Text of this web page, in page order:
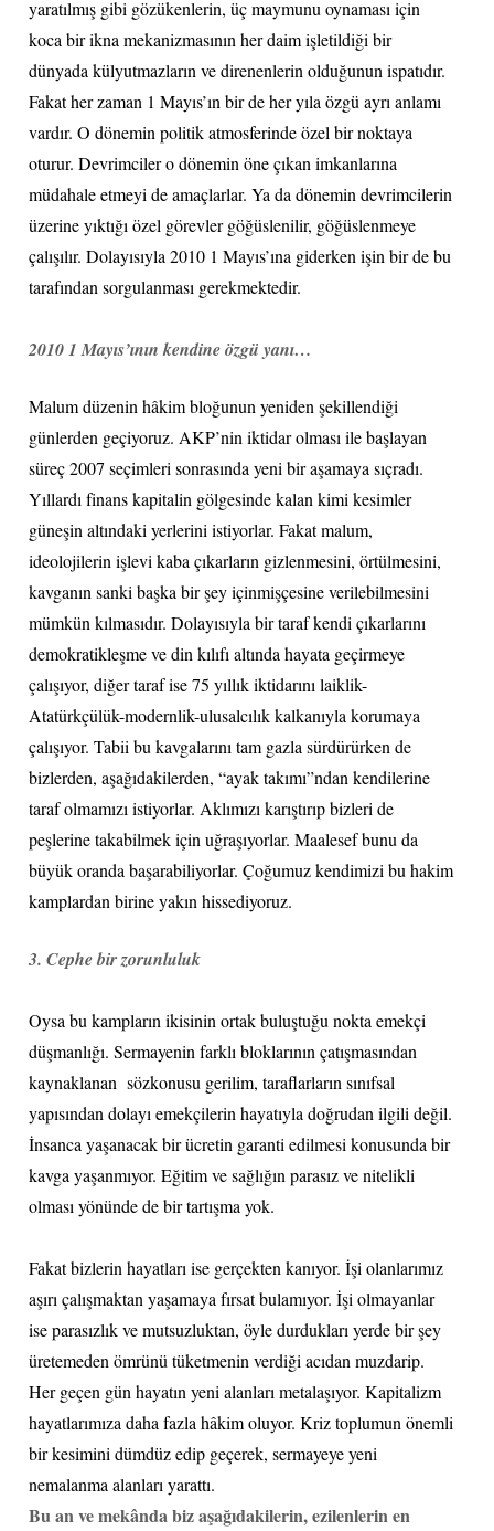
yaratılmış gibi gözükenlerin, üç maymunu oynaması için
koca bir ikna mekanizmasının her daim işletildiği bir
dünyada külyutmazların ve direnenlerin olduğunun ispatıdır.
Fakat her zaman 1 Mayıs’ın bir de her yıla özgü ayrı anlamı
vardır. O dönemin politik atmosferinde özel bir noktaya
oturur. Devrimciler o dönemin öne çıkan imkanlarına
müdahale etmeyi de amaçlarlar. Ya da dönemin devrimcilerin
üzerine yıktığı özel görevler göğüslenilir, göğüslenmeye
çalışılır. Dolayısıyla 2010 1 Mayıs’ına giderken işin bir de bu
tarafından sorgulanması gerekmektedir.
2010 1 Mayıs’ının kendine özgü yanı…
Malum düzenin hâkim bloğunun yeniden şekillendiği
günlerden geçiyoruz. AKP’nin iktidar olması ile başlayan
süreç 2007 seçimleri sonrasında yeni bir aşamaya sıçradı.
Yıllardı finans kapitalin gölgesinde kalan kimi kesimler
güneşin altındaki yerlerini istiyorlar. Fakat malum,
ideolojilerin işlevi kaba çıkarların gizlenmesini, örtülmesini,
kavganın sanki başka bir şey içinmişçesine verilebilmesini
mümkün kılmasıdır. Dolayısıyla bir taraf kendi çıkarlarını
demokratikleşme ve din kılıfı altında hayata geçirmeye
çalışıyor, diğer taraf ise 75 yıllık iktidarını laiklik-
Atatürkçülük-modernlik-ulusalcılık kalkanıyla korumaya
çalışıyor. Tabii bu kavgalarını tam gazla sürdürürken de
bizlerden, aşağıdakilerden, “ayak takımı”ndan kendilerine
taraf olmamızı istiyorlar. Aklımızı karıştırıp bizleri de
peşlerine takabilmek için uğraşıyorlar. Maalesef bunu da
büyük oranda başarabiliyorlar. Çoğumuz kendimizi bu hakim
kamplardan birine yakın hissediyoruz.
3. Cephe bir zorunluluk
Oysa bu kampların ikisinin ortak buluştuğu nokta emekçi
düşmanlığı. Sermayenin farklı bloklarının çatışmasından
kaynaklanan sözkonusu gerilim, taraflarların sınıfsal
yapısından dolayı emekçilerin hayatıyla doğrudan ilgili değil.
İnsanca yaşanacak bir ücretin garanti edilmesi konusunda bir
kavga yaşanmıyor. Eğitim ve sağlığın parasız ve nitelikli
olması yönünde de bir tartışma yok.
Fakat bizlerin hayatları ise gerçekten kanıyor. İşi olanlarımız
aşırı çalışmaktan yaşamaya fırsat bulamıyor. İşi olmayanlar
ise parasızlık ve mutsuzluktan, öyle durdukları yerde bir şey
üretemeden ömrünü tüketmenin verdiği acıdan muzdarip.
Her geçen gün hayatın yeni alanları metalaşıyor. Kapitalizm
hayatlarımıza daha fazla hâkim oluyor. Kriz toplumun önemli
bir kesimini dümdüz edip geçerek, sermayeye yeni
nemalanma alanları yarattı.
Bu an ve mekânda biz aşağıdakilerin, ezilenlerin en